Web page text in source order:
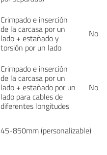
Crimpado e inserción
de la carcasa por un
lado + estañado y
torsión por un lado
No
Crimpado e inserción
de la carcasa por un
lado + estañado por un
lado para cables de
diferentes longitudes
No
45-850mm (personalizable)